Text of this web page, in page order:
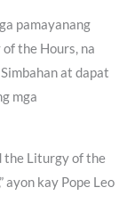
pamayanang
the Hours, na
at dapat
mga
the Liturgy of the
ayon kay Pope Leo